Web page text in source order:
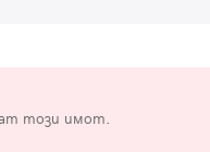
този имот.